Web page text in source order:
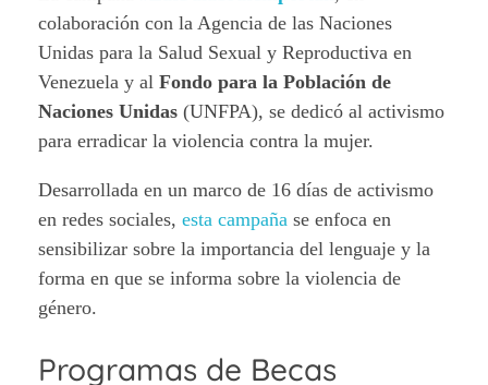
colaboración con la Agencia de las Naciones
Unidas para la Salud Sexual y Reproductiva en
Venezuela y al Fondo para la Población de
Naciones Unidas (UNFPA), se dedicó al activismo
para erradicar la violencia contra la mujer.
Desarrollada en un marco de 16 días de activismo
en redes sociales, esta campaña se enfoca en
sensibilizar sobre la importancia del lenguaje y la
forma en que se informa sobre la violencia de
género.
Programas de Becas